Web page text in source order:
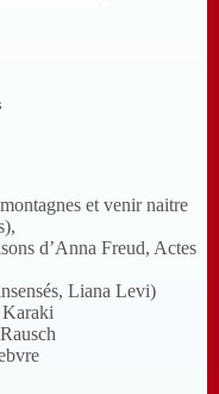
et venir naitre
d’Anna Freud, Actes
Liana Levi)